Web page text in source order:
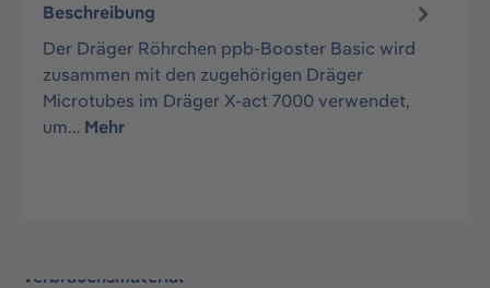
Beschreibung
Der Dräger Röhrchen ppb-Booster Basic wird
zusammen mit den zugehörigen Dräger
Microtubes im Dräger X-act 7000 verwendet,
um… Mehr
Verbrauchsmaterial